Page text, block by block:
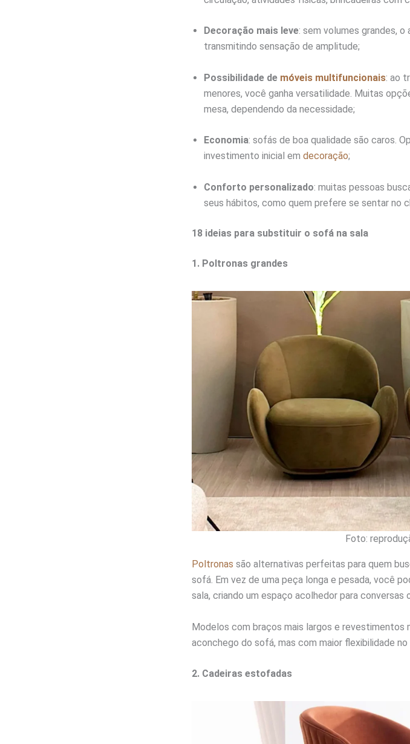
Decoração mais leve: sem volumes grandes,
transmitindo sensação de amplitude;
Possibilidade de móveis multifuncionais: ao
menores, você ganha versatilidade. Muitas
mesa, dependendo da necessidade;
Economia: sofás de boa qualidade são caros.
investimento inicial em decoração;
Conforto personalizado: muitas pessoas
seus hábitos, como quem prefere se sentar no
18 ideias para substituir o sofá na sala
1. Poltronas grandes
Foto:
Poltronas são alternativas perfeitas para quem
sofá. Em vez de uma peça longa e pesada, você
sala, criando um espaço acolhedor para conversas
Modelos com braços mais largos e revestimentos
aconchego do sofá, mas com maior flexibilidade no
2. Cadeiras estofadas